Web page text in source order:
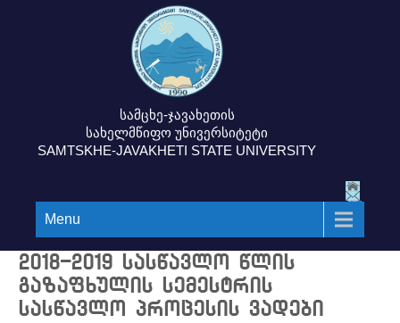
სამცხე-ჯავახეთის
სახელმწიფო უნივერსიტეტი
SAMTSKHE-JAVAKHETI STATE UNIVERSITY
Menu
2018-2019 სასწავლო წლის
გაზაფხულის სემესტრის
სასწავლო პროცესის ვადები